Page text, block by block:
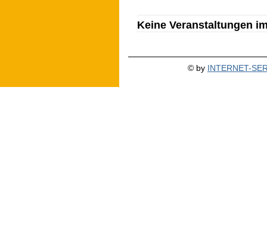
Keine Veranstaltungen
© by INTERNET-